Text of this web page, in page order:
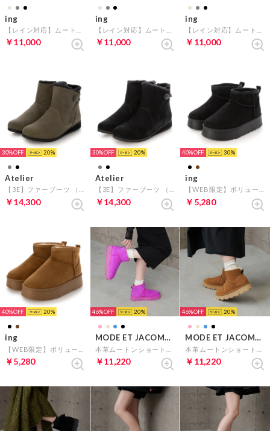
ing
￥11,000
ing
￥11,000
ing
￥11,000
30% 20
Atelier
￥14,300
30% 20
Atelier
￥14,300
40% 30
ing
￥5,280
40% 20
ing
￥5,280
46% 20
MODE ET JACOMO carino
￥11,220
46% 20
MODE ET JACOMO carino
￥11,220